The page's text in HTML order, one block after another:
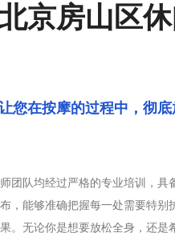
，把这一怀心事，渲染
京房山区
您在按摩的过程中，彻
团队均经过严格的专业培训，具
，能够准确把握每一处需要特别
。无论你是想要放松全身，还是